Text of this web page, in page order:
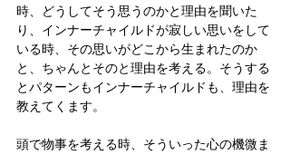
時、どうしてそう思うのかと理由を聞いた
り、インナーチャイルドが寂しい思いをして
いる時、その思いがどこから生まれたのか
と、ちゃんとそのと理由を考える。そうする
とパターンもインナーチャイルドも、理由を
教えてくます。
頭で物事を考える時、そういった心の機微ま